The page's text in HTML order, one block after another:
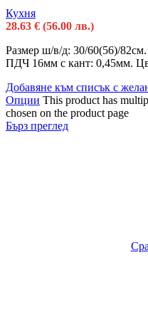
Кухня
28.63 € (56.00 лв.)
Размер ш/в/д: 30/60(56)/
ПДЧ 16мм с кант: 0,45мм.
Добавяне към списък с
Опции This product has
chosen on the product page
Бърз преглед